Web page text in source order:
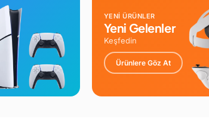
YENİ ÜRÜNLER
Yeni Gelenler
Keşfedin
Ürünlere Göz At